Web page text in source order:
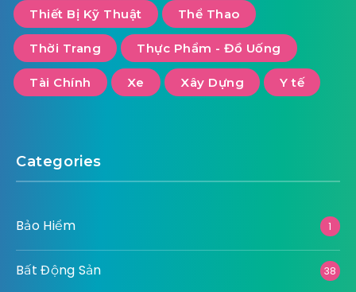
Thiết Bị Kỹ Thuật Thể Thao
Thời Trang Thực Phẩm - Đồ Uống
Tài Chính Xe Xây Dựng Y tế
Categories
Bảo Hiểm 1
Bất Động Sản 38